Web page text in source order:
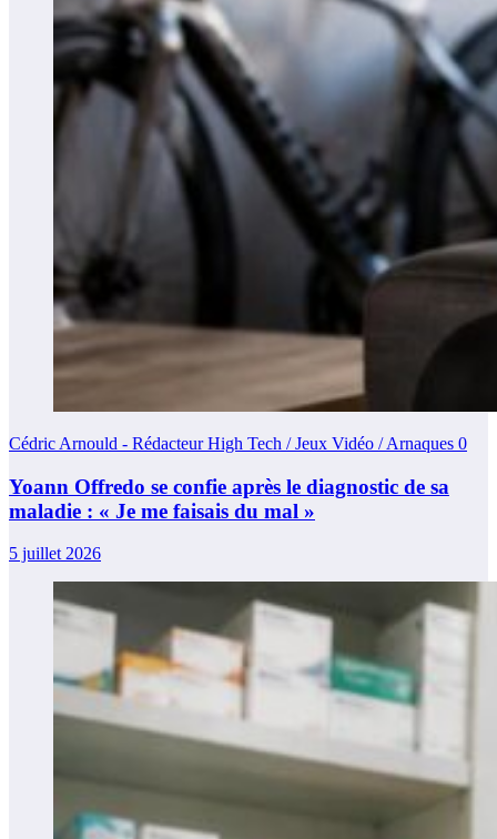
Cédric Arnould - Rédacteur High Tech / Jeux Vidéo / Arnaques 0
Yoann Offredo se confie après le diagnostic de sa
maladie : « Je me faisais du mal »
5 juillet 2026